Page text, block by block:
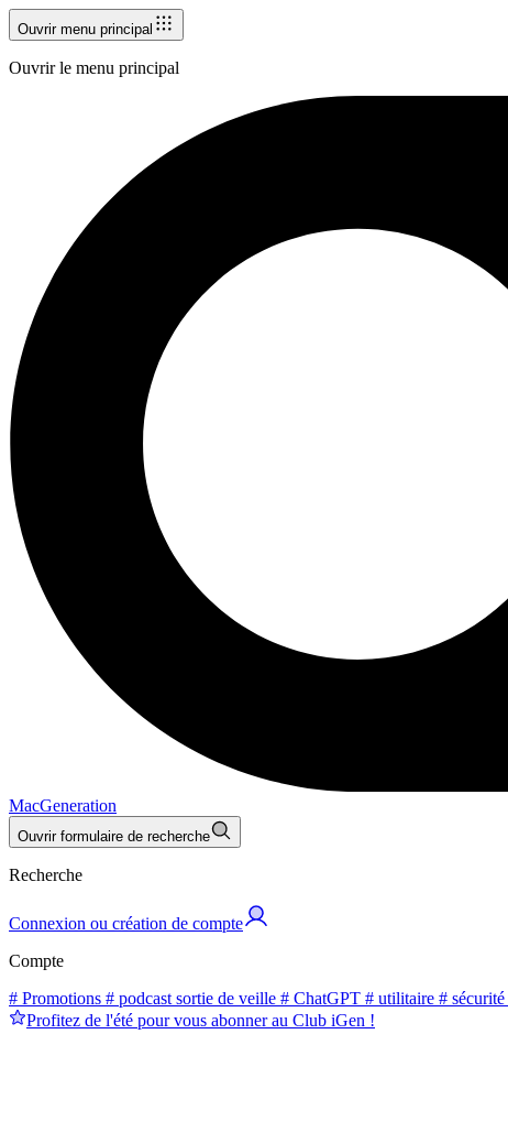
Ouvrir menu principal
Ouvrir le menu principal
MacGeneration
Ouvrir formulaire de recherche
Recherche
Connexion ou création de compte
Compte
# Promotions # podcast sortie de veille # ChatGPT # utilitaire # sécurité
Profitez de l'été pour vous abonner au Club iGen !